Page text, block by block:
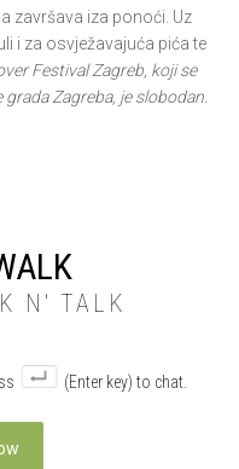
završava iza ponoći. Uz
i za osvježavajuća pića te
Festival Zagreb, koji se
Zagreba, je slobodan.
N' TALK
(Enter key) to chat.